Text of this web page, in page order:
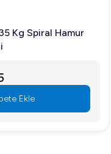
Kg Spiral Hamur
Ekle